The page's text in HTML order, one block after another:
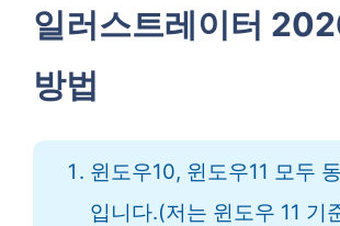
일러스트레이터
방법
윈도우10, 윈도우11 모두
입니다.(저는 윈도우 11 기